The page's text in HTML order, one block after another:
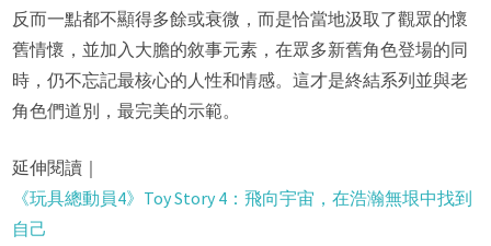
反而一點都不顯得多餘或衰微，而是恰當地汲取了觀眾的懷
舊情懷，並加入大膽的敘事元素，在眾多新舊角色登場的同
時，仍不忘記最核心的人性和情感。這才是終結系列並與老
角色們道別，最完美的示範。
延伸閱讀｜
《玩具總動員4》Toy Story 4：飛向宇宙，在浩瀚無垠中找到
自己